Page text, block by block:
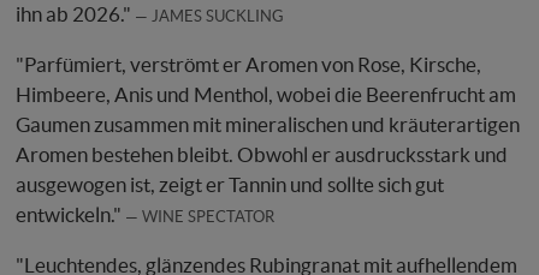
ihn ab 2026."
JAMES SUCKLING
"Parfümiert, verströmt er Aromen von Rose, Kirsche,
Himbeere, Anis und Menthol, wobei die Beerenfrucht am
Gaumen zusammen mit mineralischen und kräuterartigen
Aromen bestehen bleibt. Obwohl er ausdrucksstark und
ausgewogen ist, zeigt er Tannin und sollte sich gut
entwickeln."
WINE SPECTATOR
"Leuchtendes, glänzendes Rubingranat mit aufhellendem